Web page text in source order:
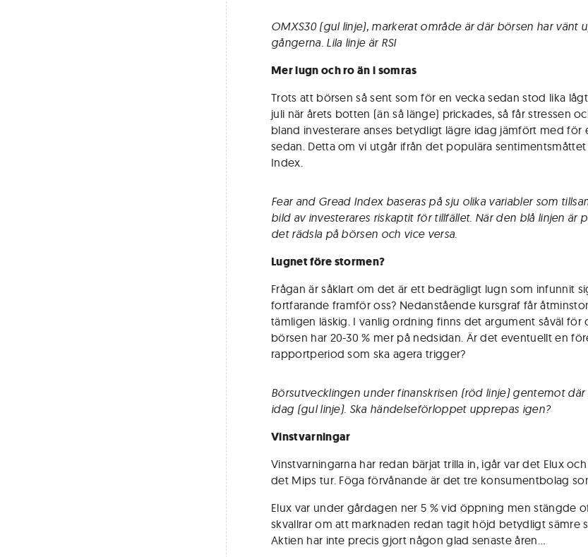
OMXS30 (gul linje), markerat område är där börsen har vänt
gångerna. Lila linje är RSI
Mer lugn och ro än i somras
Trots att börsen så sent som för en vecka sedan stod lika
juli när årets botten (än så länge) prickades, så får stressen
bland investerare anses betydligt lägre idag jämfört med för
sedan. Detta om vi utgår ifrån det populära sentimentsmåttet
Index.
Fear and Gread Index baseras på sju olika variabler som
bild av investerares riskaptit för tillfället. När den blå linjen är
det rädsla på börsen och vice versa.
Lugnet före stormen?
Frågan är såklart om det är ett bedrägligt lugn som infunnit
fortfarande framför oss? Nedanstående kursgraf får
tämligen läskig. I vanlig ordning finns det argument såväl för
börsen har 20-30 % mer på nedsidan. Är det eventuellt en
rapportperiod som ska agera trigger?
Börsutvecklingen under finanskrisen (röd linje) gentemot
idag (gul linje). Ska händelseförloppet upprepas igen?
Vinstvarningar
Vinstvarningarna har redan bärjat trilla in, igår var det Elux
det Mips tur. Föga förvånande är det tre konsumentbolag
Elux var under gårdagen ner 5 % vid öppning men stängde
skvallrar om att marknaden redan tagit höjd betydligt sämre
Aktien har inte precis gjort någon glad senaste åren…